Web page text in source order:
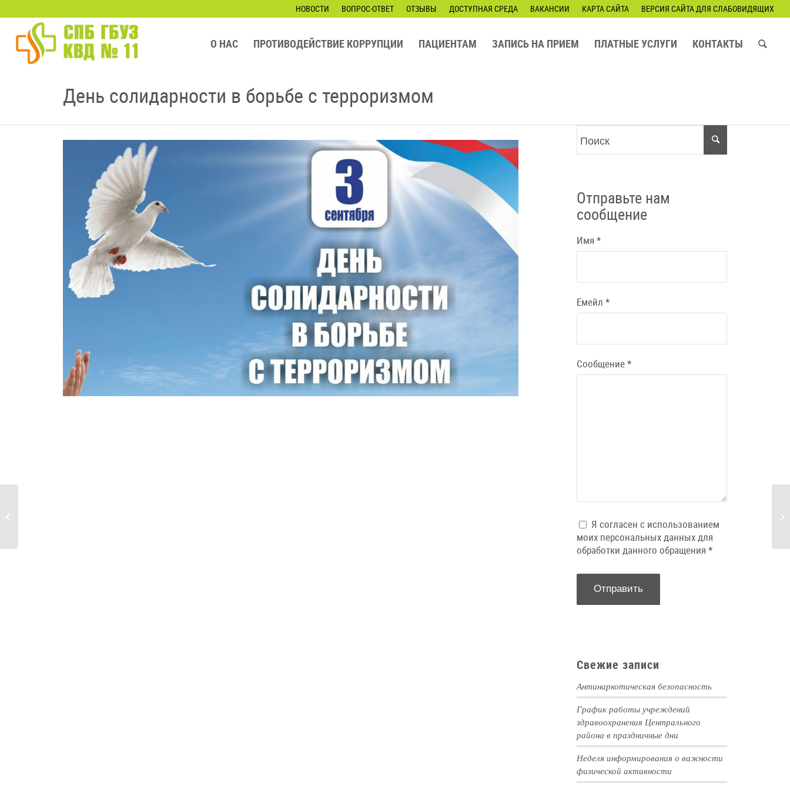
НОВОСТИ ВОПРОС-ОТВЕТ ОТЗЫВЫ ДОСТУПНАЯ СРЕДА ВАКАНСИИ КАРТА САЙТА ВЕРСИЯ САЙТА ДЛЯ СЛАБОВИДЯЩИХ
О НАС ПРОТИВОДЕЙСТВИЕ КОРРУПЦИИ ПАЦИЕНТАМ ЗАПИСЬ НА ПРИЕМ ПЛАТНЫЕ УСЛУГИ КОНТАКТЫ
День солидарности в борьбе с терроризмом
Отправьте нам
сообщение
Имя *
Емейл *
Сообщение*
Я согласен с использованием
моих персональных данных для
обработки данного обращения *
Свежие записи
Антинаркотическая безопасность
График работы учреждений
здравоохранения Центрального
района в праздничные дни
Неделя информирования о важности
физической активности